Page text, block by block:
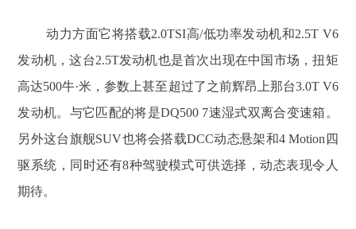
动力方面它将搭载2.0TSI高/低功率发动机和2.5T V6
发动机，这台2.5T发动机也是首次出现在中国市场，扭矩
高达500牛·米，参数上甚至超过了之前辉昂上那台3.0T V6
发动机。与它匹配的将是DQ500 7速湿式双离合变速箱。
另外这台旗舰SUV也将会搭载DCC动态悬架和4 Motion四
驱系统，同时还有8种驾驶模式可供选择，动态表现令人
期待。